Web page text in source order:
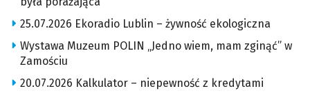
25.07.2026 Ekoradio Lublin – żywność ekologiczna
Wystawa Muzeum POLIN „Jedno wiem, mam zginąć” w
Zamościu
20.07.2026 Kalkulator – niepewność z kredytami